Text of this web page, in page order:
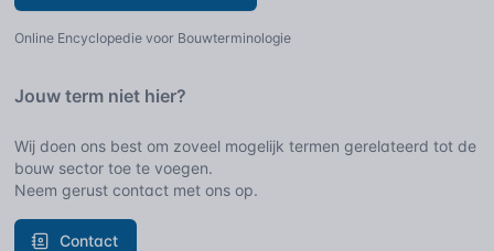
Online Encyclopedie voor Bouwterminologie
Jouw term niet hier?
Wij doen ons best om zoveel mogelijk termen gerelateerd tot de
bouw sector toe te voegen.
Neem gerust contact met ons op.
Contact